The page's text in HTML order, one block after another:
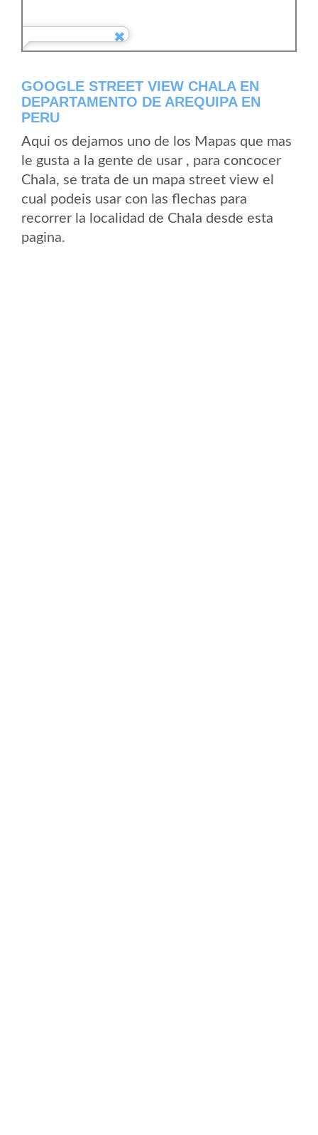
GOOGLE STREET VIEW CHALA EN
DEPARTAMENTO DE AREQUIPA EN
PERU
Aqui os dejamos uno de los Mapas que mas
le gusta a la gente de usar , para concocer
Chala, se trata de un mapa street view el
cual podeis usar con las flechas para
recorrer la localidad de Chala desde esta
pagina.